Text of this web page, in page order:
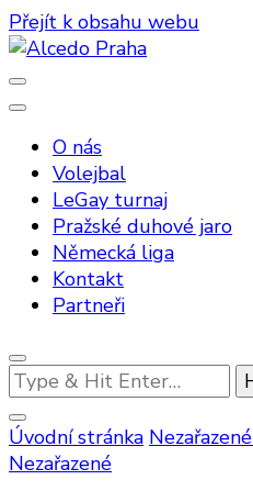
Přejít k obsahu webu
Alcedo Praha
O nás
Volejbal
LeGay turnaj
Pražské duhové jaro
Německá liga
Kontakt
Partneři
Hledáte
něco
?
Úvodní stránka Nezařazené
Nezařazené